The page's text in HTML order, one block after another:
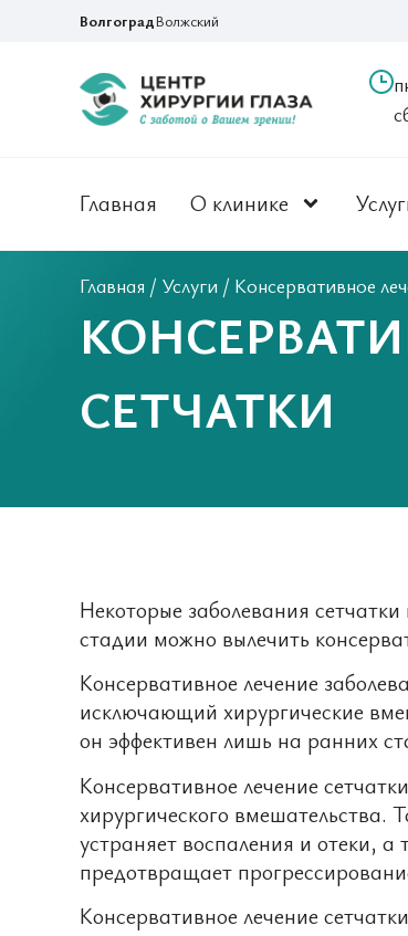
ВолгоградВолжский
Главная О клинике
Главная / Услуги / Консервативное
СЕТЧАТКИ
Некоторые заболевания
стадии можно вылечить
Консервативное лечение
исключающий хирургические
он эффективен лишь на ранних
Консервативное лечение
хирургического вмешательства.
устраняет воспаления и отеки,
предотвращает
Консервативное лечение